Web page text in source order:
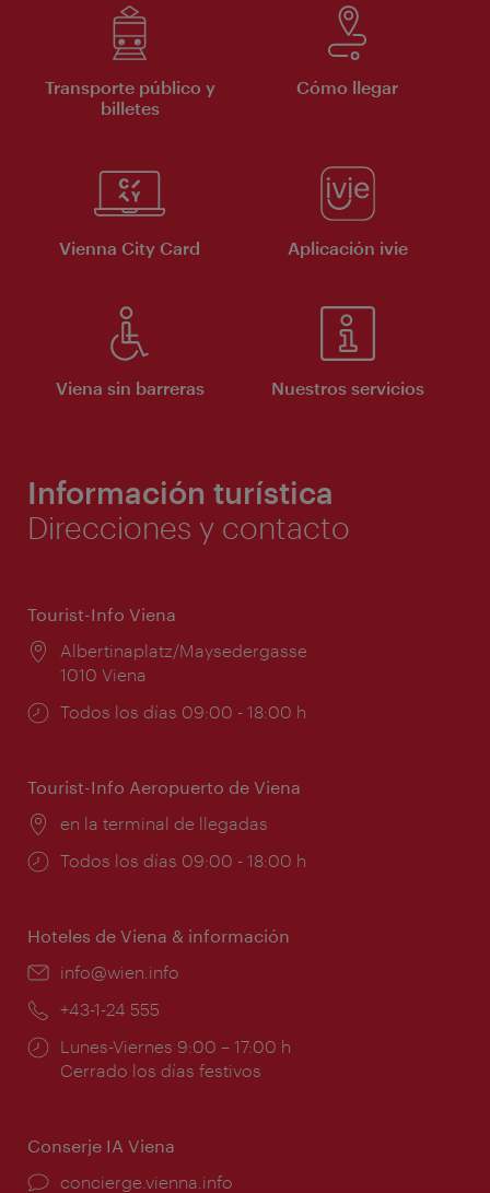
Transporte público y
billetes
Cómo llegar
Vienna City Card Aplicación ivie
Viena sin barreras Nuestros servicios
Información turística
Direcciones y contacto
Tourist-Info Viena
Lugar:
Albertinaplatz/Maysedergasse
1010 Viena
Horarios
Todos los días 09:00 - 18:00 h
Tourist-Info Aeropuerto de Viena
Lugar:
en la terminal de llegadas
Horarios
Todos los días 09:00 - 18:00 h
Hoteles de Viena & información
e-
info@wien.info
Teléfono:
+43-1-24 555
Horarios
de
Lunes-Viernes 9:00 – 17:00 h
Cerrado los días festivos
Conserje IA Viena
concierge.vienna.info